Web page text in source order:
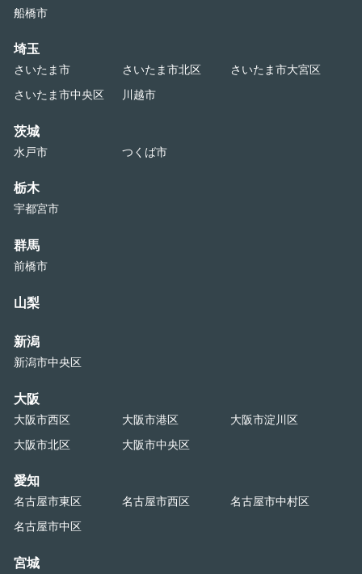
船橋市
埼玉
さいたま市 さいたま市北区
さいたま市大宮区
さいたま市中央区
川越市
茨城
水戸市 つくば市
栃木
宇都宮市
群馬
前橋市
山梨
新潟
新潟市中央区
大阪
大阪市西区 大阪市港区
大阪市淀川区
大阪市北区
大阪市中央区
愛知
名古屋市東区 名古屋市西区
名古屋市中村区
名古屋市中区
宮城